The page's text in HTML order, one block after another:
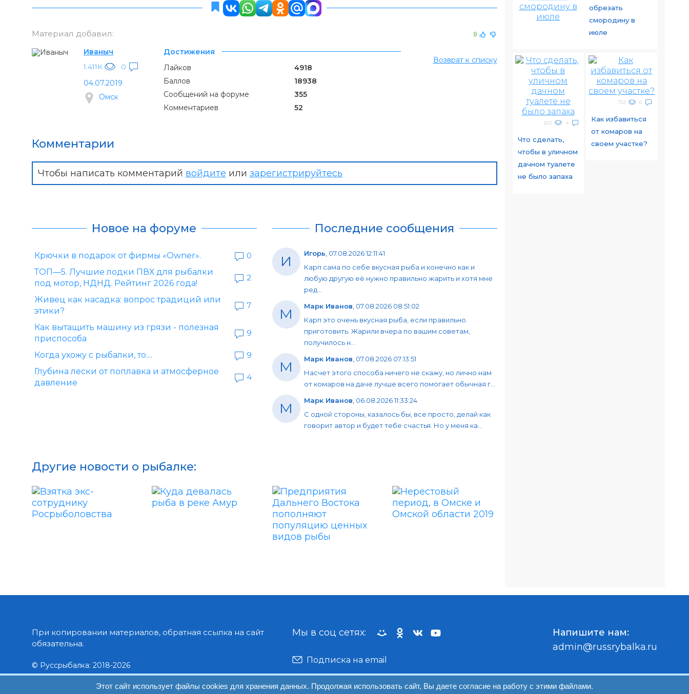
Материал добавил: 0
Иваныч
1.411K
0
04.07.2019
Омск
Достижения
Лайков
4918
Баллов
18938
Сообщений на форуме
355
Комментариев
52
Возврат к списку
Комментарии
Чтобы написать комментарий войдите или зарегистрируйтесь
Новое на форуме
Крючки в подарок от фирмы «Owner».
0
ТОП—5. Лучшие лодки ПВХ для рыбалки
под мотор, НДНД. Рейтинг 2026 года!
2
Живец как насадка: вопрос традиций или
этики?
7
Как вытащить машину из грязи - полезная
приспособа
9
Когда ухожу с рыбалки, то....
9
Глубина лески от поплавка и атмосферное
давление
4
Последние сообщения
И Игорь 07.08.2026 12:11:41
Карп сама по себе вкусная рыба и конечно как и
любую другую её нужно правильно жарить и хотя мне
ред...
М Марк Иванов 07.08.2026 08:51:02
Карп это очень вкусная рыба, если правильно
приготовить. Жарили вчера по вашим советам,
получилось н...
М Марк Иванов 07.08.2026 07:13:51
Насчет этого способа ничего не скажу, но лично нам
от комаров на даче лучше всего помогает обычная г...
М Марк Иванов 06.08.2026 11:33:24
С одной стороны, казалось бы, все просто, делай как
говорит автор и будет тебе счастья. Но у меня ка...
Другие новости о рыбалке:
обрезать
смородину в
июле
653 4
Что сделать,
чтобы в уличном
дачном туалете
не было запаха
732 6
Как избавиться
от комаров на
своем участке?
При копировании материалов, обратная ссылка на сайт
обязательна.
© Руссрыбалка: 2018-2026
Мы в соц сетях:
Подписка на email
Напишите нам:
admin@russrybalka.ru
Этот сайт использует файлы cookies для хранения данных. Продолжая использовать сайт, Вы даете согласие на работу с этими файлами.